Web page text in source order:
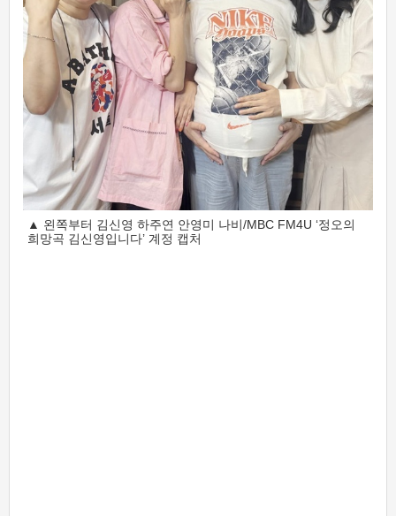
▲ 왼쪽부터 김신영 하주연 안영미 나비/MBC FM4U ‘정오의
희망곡 김신영입니다’ 계정 캡처